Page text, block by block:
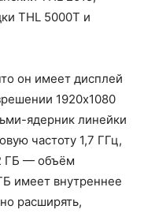
THL 5000T и
он имеет дисплeй
1920х1080
ядерник линейки
чаcтотy 1,7 ГГц,
ГБ — объём
имеет внутреннее
расширять,